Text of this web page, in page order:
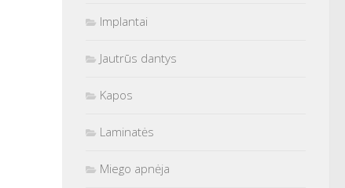
Implantai
Jautrūs dantys
Kapos
Laminatės
Miego apnėja